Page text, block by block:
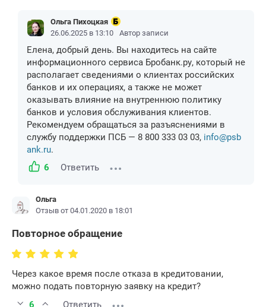
Ольга Пихоцкая
26.06.2025 в 13:10
Автор записи
Елена, добрый день. Вы находитесь на сайте
информационного сервиса Бробанк.ру, который не
располагает сведениями о клиентах российских
банков и их операциях, а также не может
оказывать влияние на внутреннюю политику
банков и условия обслуживания клиентов.
Рекомендуем обращаться за разъяснениями в
службу поддержки ПСБ — 8 800 333 03 03, info@psb
ank.ru.
6
Ответить
Ольга
Отзыв от 04.01.2020 в 18:01
Повторное обращение
Через какое время после отказа в кредитовании,
можно подать повторную заявку на кредит?
6
Ответить